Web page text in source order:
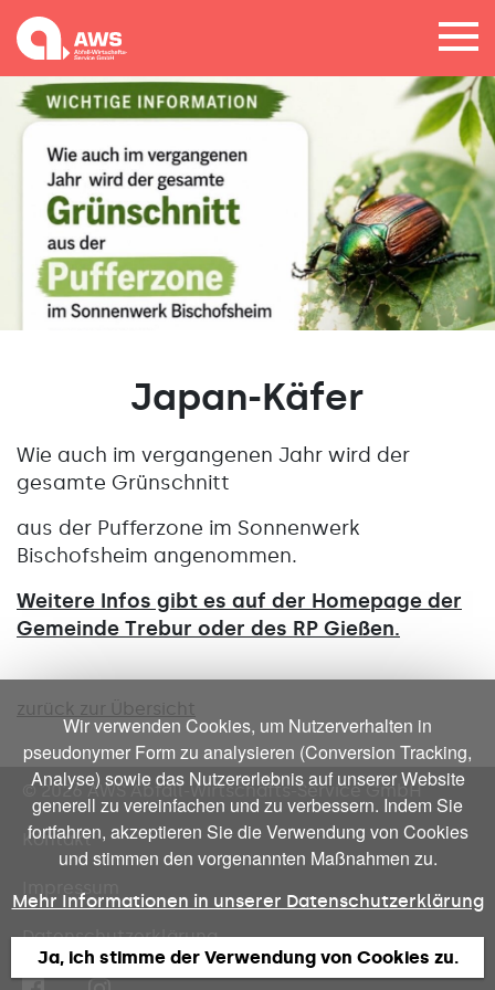
Japan-Käfer
Wie auch im vergangenen Jahr wird der
gesamte Grünschnitt
aus der Pufferzone im Sonnenwerk
Bischofsheim angenommen.
Weitere Infos gibt es auf der Homepage der
Gemeinde Trebur oder des RP Gießen.
zurück zur Übersicht
© 2026 AWSAbfall-Wirtschafts-Service GmbH
Kontakt
Datenschutzerklärung
Wir verwenden Cookies, um Nutzerverhalten in
pseudonymer Form zu analysieren (Conversion Tracking,
Analyse) sowie das Nutzererlebnis auf unserer Website
generell zu vereinfachen und zu verbessern. Indem Sie
fortfahren, akzeptieren Sie die Verwendung von Cookies
und stimmen den vorgenannten Maßnahmen zu.
Mehr Informationen in unserer Datenschutzerklärung
Ja, ich stimme der Verwendung von Cookies zu.